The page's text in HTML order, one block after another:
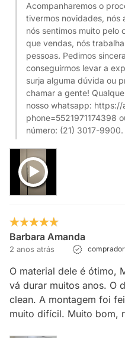
Acompanharemos o
tivermos novidades, nós
nós sentimos muito pelo
que vendas, nós
pessoas. Pedimos
conseguirmos levar a
surja alguma dúvida ou
chamar a gente!
nosso whatsapp:
phone=5521971174398
número: (21) 3017-9900.
Barbara Amanda
2 anos atrás
O material dele é ótimo,
vá durar muitos anos. O
clean. A montagem foi
muito difícil. Muito bom,